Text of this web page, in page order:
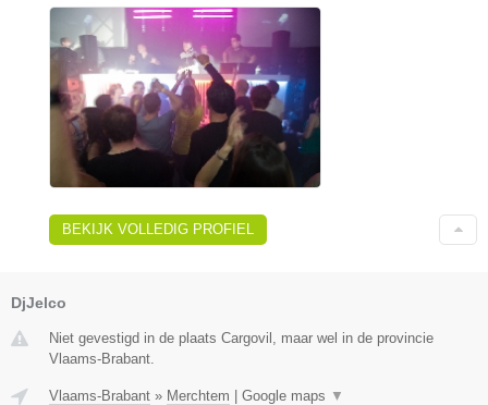
BEKIJK VOLLEDIG PROFIEL
DjJelco
Niet gevestigd in de plaats Cargovil, maar wel in de provincie
Vlaams-Brabant.
Vlaams-Brabant » Merchtem | Google maps ▼